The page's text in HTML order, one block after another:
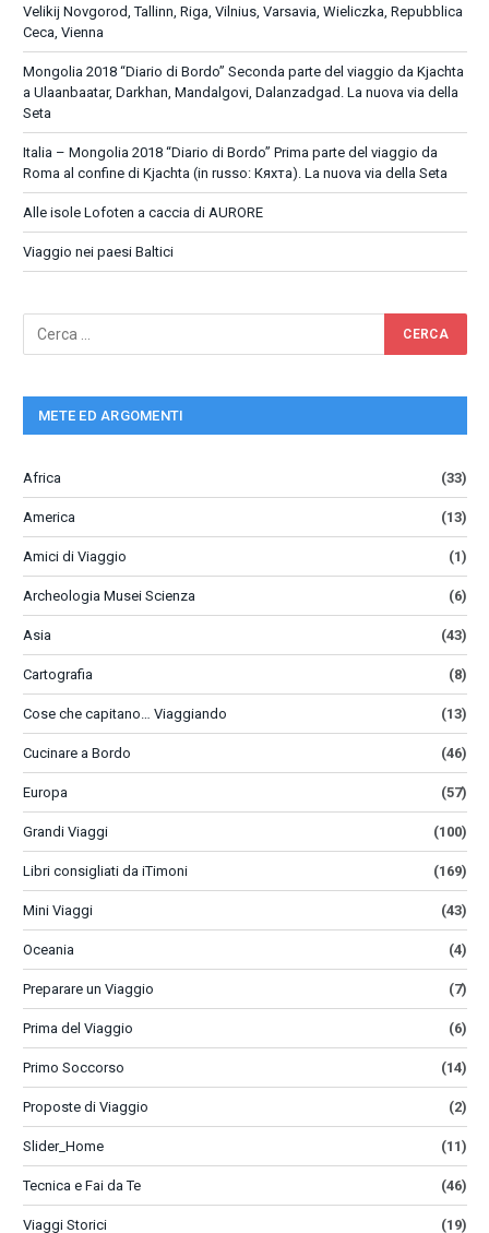
Velikij Novgorod, Tallinn, Riga, Vilnius, Varsavia, Wieliczka, Repubblica
Ceca, Vienna
Mongolia 2018 “Diario di Bordo” Seconda parte del viaggio da Kjachta
a Ulaanbaatar, Darkhan, Mandalgovi, Dalanzadgad. La nuova via della
Seta
Italia – Mongolia 2018 “Diario di Bordo” Prima parte del viaggio da
Roma al confine di Kjachta (in russo: Кяхта). La nuova via della Seta
Alle isole Lofoten a caccia di AURORE
Viaggio nei paesi Baltici
METE ED ARGOMENTI
Africa (33)
America (13)
Amici di Viaggio (1)
Archeologia Musei Scienza (6)
Asia (43)
Cartografia (8)
Cose che capitano… Viaggiando (13)
Cucinare a Bordo (46)
Europa (57)
Grandi Viaggi (100)
Libri consigliati da iTimoni (169)
Mini Viaggi (43)
Oceania (4)
Preparare un Viaggio (7)
Prima del Viaggio (6)
Primo Soccorso (14)
Proposte di Viaggio (2)
Slider_Home (11)
Tecnica e Fai da Te (46)
Viaggi Storici (19)